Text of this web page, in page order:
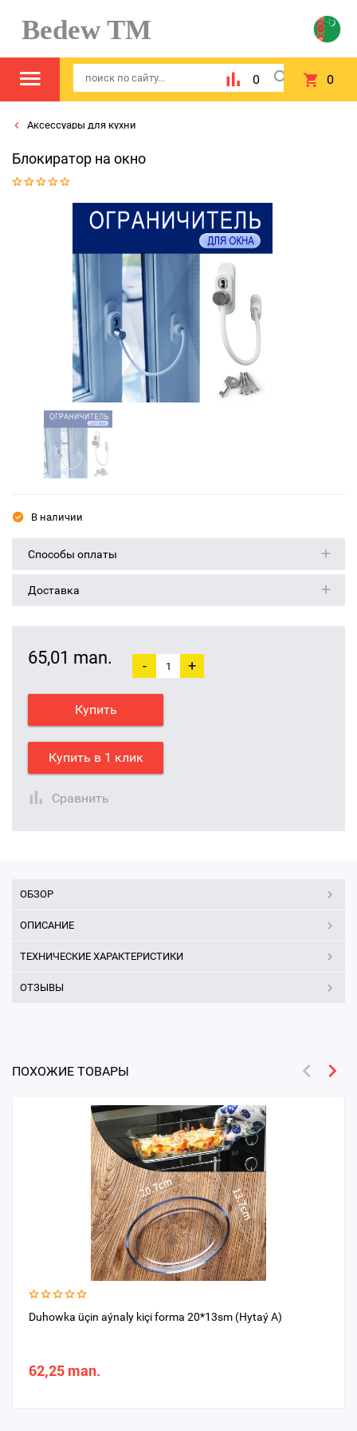
Bedew TM
0 0
Аксессуары для кухни
Блокиратор на окно
В наличии
Способы оплаты
Доставка
65,01 man. - +
Купить
Купить в 1 клик
Сравнить
ОБЗОР
ОПИСАНИЕ
ТЕХНИЧЕСКИЕ ХАРАКТЕРИСТИКИ
ОТЗЫВЫ
ПОХОЖИЕ ТОВАРЫ
Duhowka üçin aýnaly kiçi forma 20*13sm (Hytaý A)
62,25 man.